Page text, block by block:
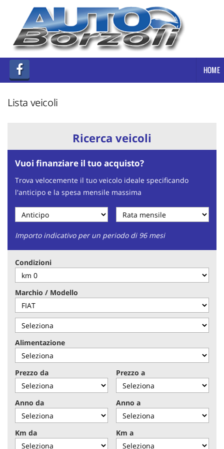
HOME
Lista veicoli
Ricerca veicoli
Vuoi finanziare il tuo acquisto?
Trova velocemente il tuo veicolo ideale specificando
l'anticipo e la spesa mensile massima
Importo indicativo per un periodo di 96 mesi
Condizioni
Marchio / Modello
Alimentazione
Prezzo da Prezzo a
Anno da Anno a
Km da Km a
tue
preferenze
di
consenso
Il
pannello
ti
le
tue
preferenze
di
consenso
alle
tecnologie
che
adottiamo
per
offrire
funzionalità
e
svolgere
le
attività
di
seguito
descritte.
Per
ottenere
maggiori
informazioni
sull'utilità
sul
funzionamento